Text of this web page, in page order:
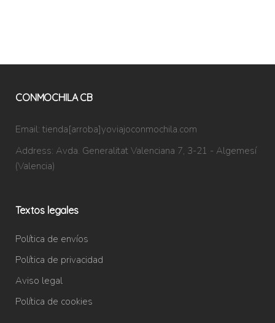
CONMOCHILA CB
Email: tienda[arroba]yoviajoconmochila.com
Address: Avda. Generalitat Valenciana 7, 3-21 - Algemesí
(Valencia)
Textos legales
Política de envíos
Política de privacidad
Aviso legal
Política de cookies